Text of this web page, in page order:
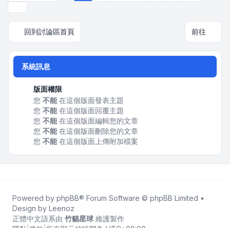
回到討論區首頁 前往
系統訊息
版面權限
您 不能在這個版面發表主題
您 不能在這個版面回覆主題
您 不能在這個版面編輯您的文章
您 不能在這個版面刪除您的文章
您 不能在這個版面上傳附加檔案
Powered by phpBB® Forum Software © phpBB Limited •
Design by Leenoz
正體中文語系由 竹貓星球 維護製作